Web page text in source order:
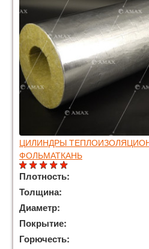
ЦИЛИНДРЫ
ФОЛЬМАТКАНЬ
Плотность:
Толщина:
Диаметр:
Покрытие:
Горючесть: